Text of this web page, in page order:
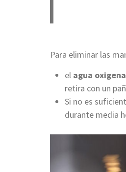
Para eliminar las
el agua
retira con un
Si no es
durante media